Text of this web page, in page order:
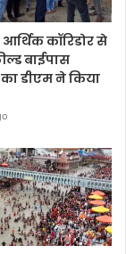
कॉरिडोर से
बाईपास
डीएम ने किया